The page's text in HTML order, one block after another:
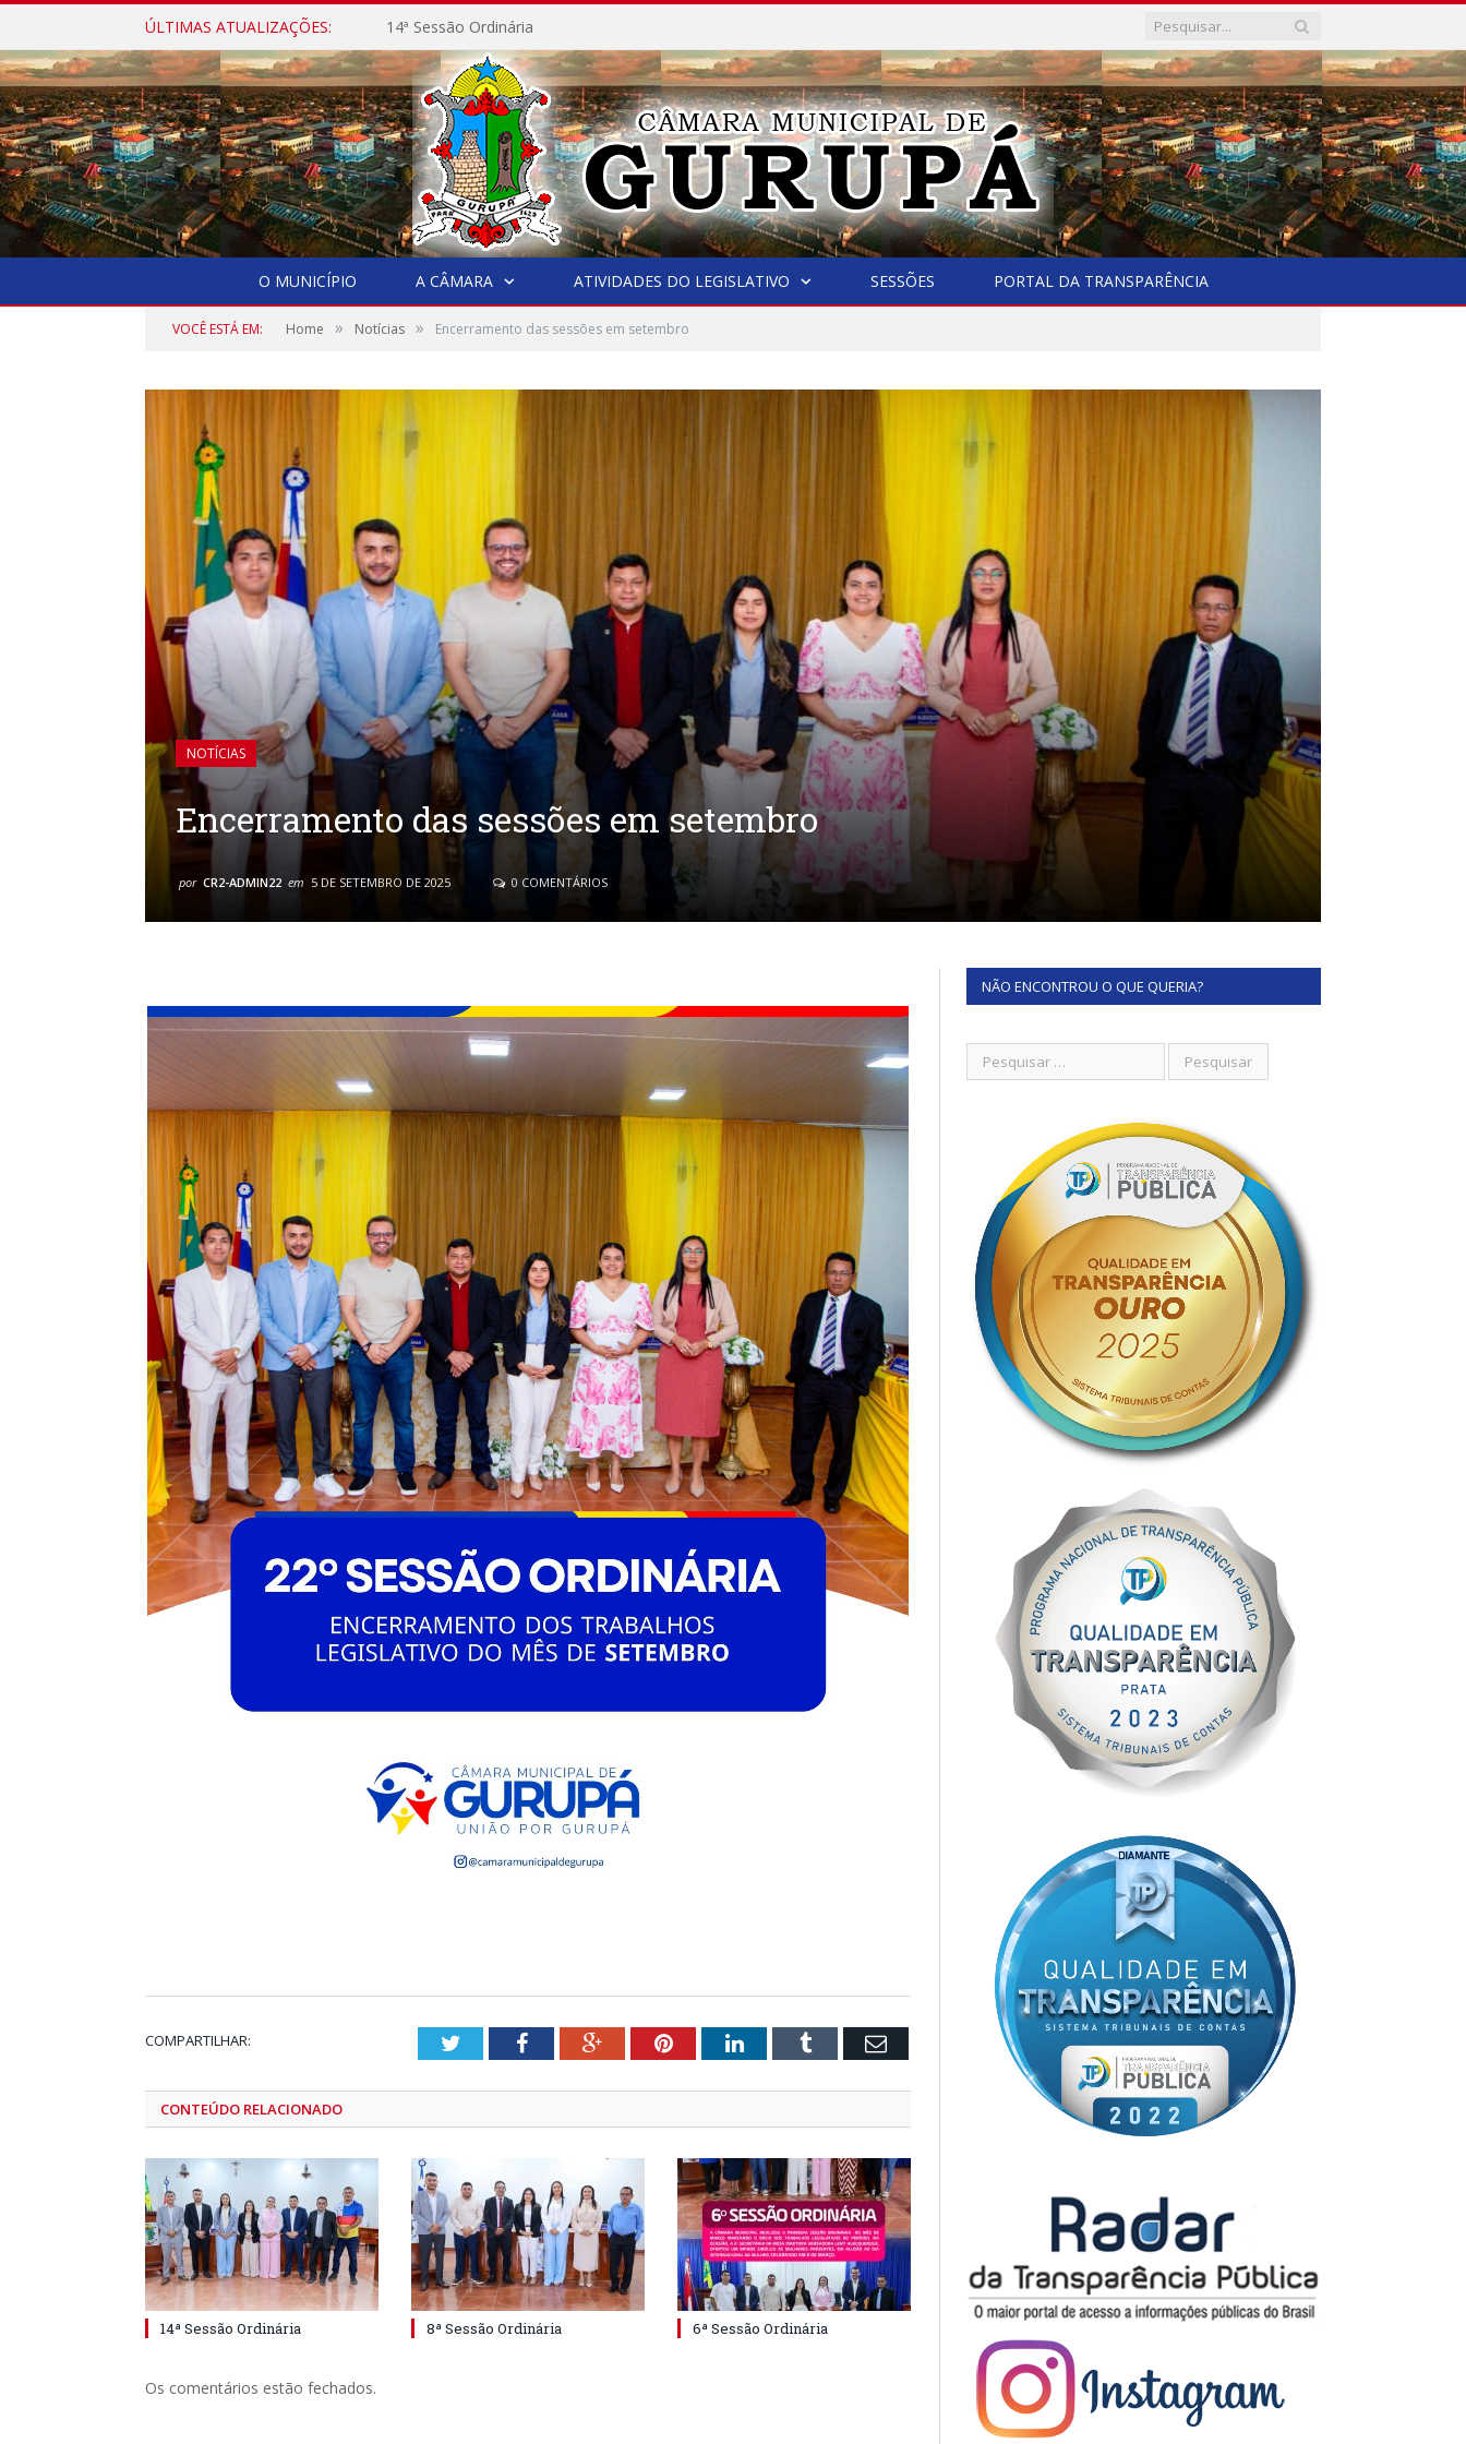
ÚLTIMAS ATUALIZAÇÕES: 14ª Sessão Ordinária
O MUNICÍPIO A CÂMARA ATIVIDADES DO LEGISLATIVO SESSÕES PORTAL DA TRANSPARÊNCIA
VOCÊ ESTÁ EM: Home » Notícias » Encerramento das sessões em setembro
NOTÍCIAS
Encerramento das sessões em setembro
por CR2-ADMIN22 em 5 DE SETEMBRO DE 2025 0 COMENTÁRIOS
COMPARTILHAR: TwitterFacebookGoogle+PinterestLinkedInTumblr Email
CONTEÚDO RELACIONADO
14ª Sessão Ordinária 8ª Sessão Ordinária 6ª Sessão Ordinária
Os comentários estão fechados.
NÃO ENCONTROU O QUE QUERIA?